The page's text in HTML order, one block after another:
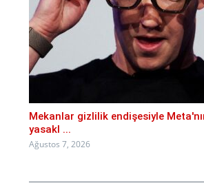
Mekanlar gizlilik endişesiyle
yasakl ...
Ağustos 7, 2026